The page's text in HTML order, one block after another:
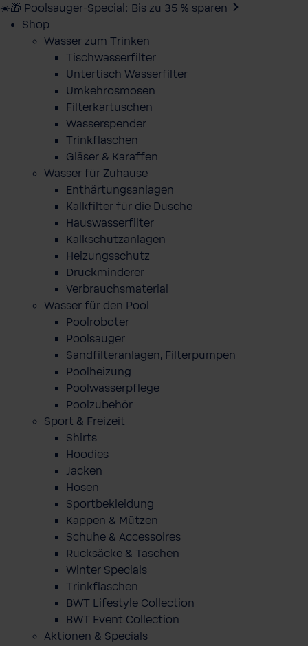
☀️🎁 Poolsauger-Special: Bis zu 35 % sparen
Shop
Wasser zum Trinken
Tischwasserfilter
Untertisch Wasserfilter
Umkehrosmosen
Filterkartuschen
Wasserspender
Trinkflaschen
Gläser & Karaffen
Wasser für Zuhause
Enthärtungsanlagen
Kalkfilter für die Dusche
Hauswasserfilter
Kalkschutzanlagen
Heizungsschutz
Druckminderer
Verbrauchsmaterial
Wasser für den Pool
Poolroboter
Poolsauger
Sandfilteranlagen, Filterpumpen
Poolheizung
Poolwasserpflege
Poolzubehör
Sport & Freizeit
Shirts
Hoodies
Jacken
Hosen
Sportbekleidung
Kappen & Mützen
Schuhe & Accessoires
Rucksäcke & Taschen
Winter Specials
Trinkflaschen
BWT Lifestyle Collection
BWT Event Collection
Aktionen & Specials